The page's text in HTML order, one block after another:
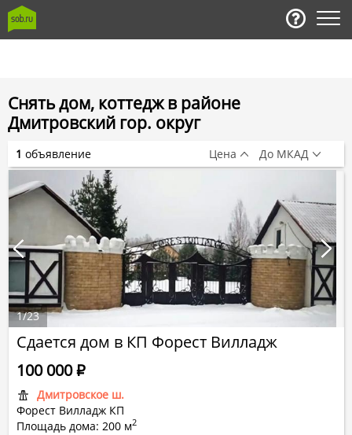
Снять дом, коттедж в районе
Дмитровский гор. округ
Сдается дом в КП Форест Вилладж
Дмитровское ш.
Форест Вилладж КП
Площадь дома: 200 м2
100 000Р
1/23
1 объявление Цена До МКАД